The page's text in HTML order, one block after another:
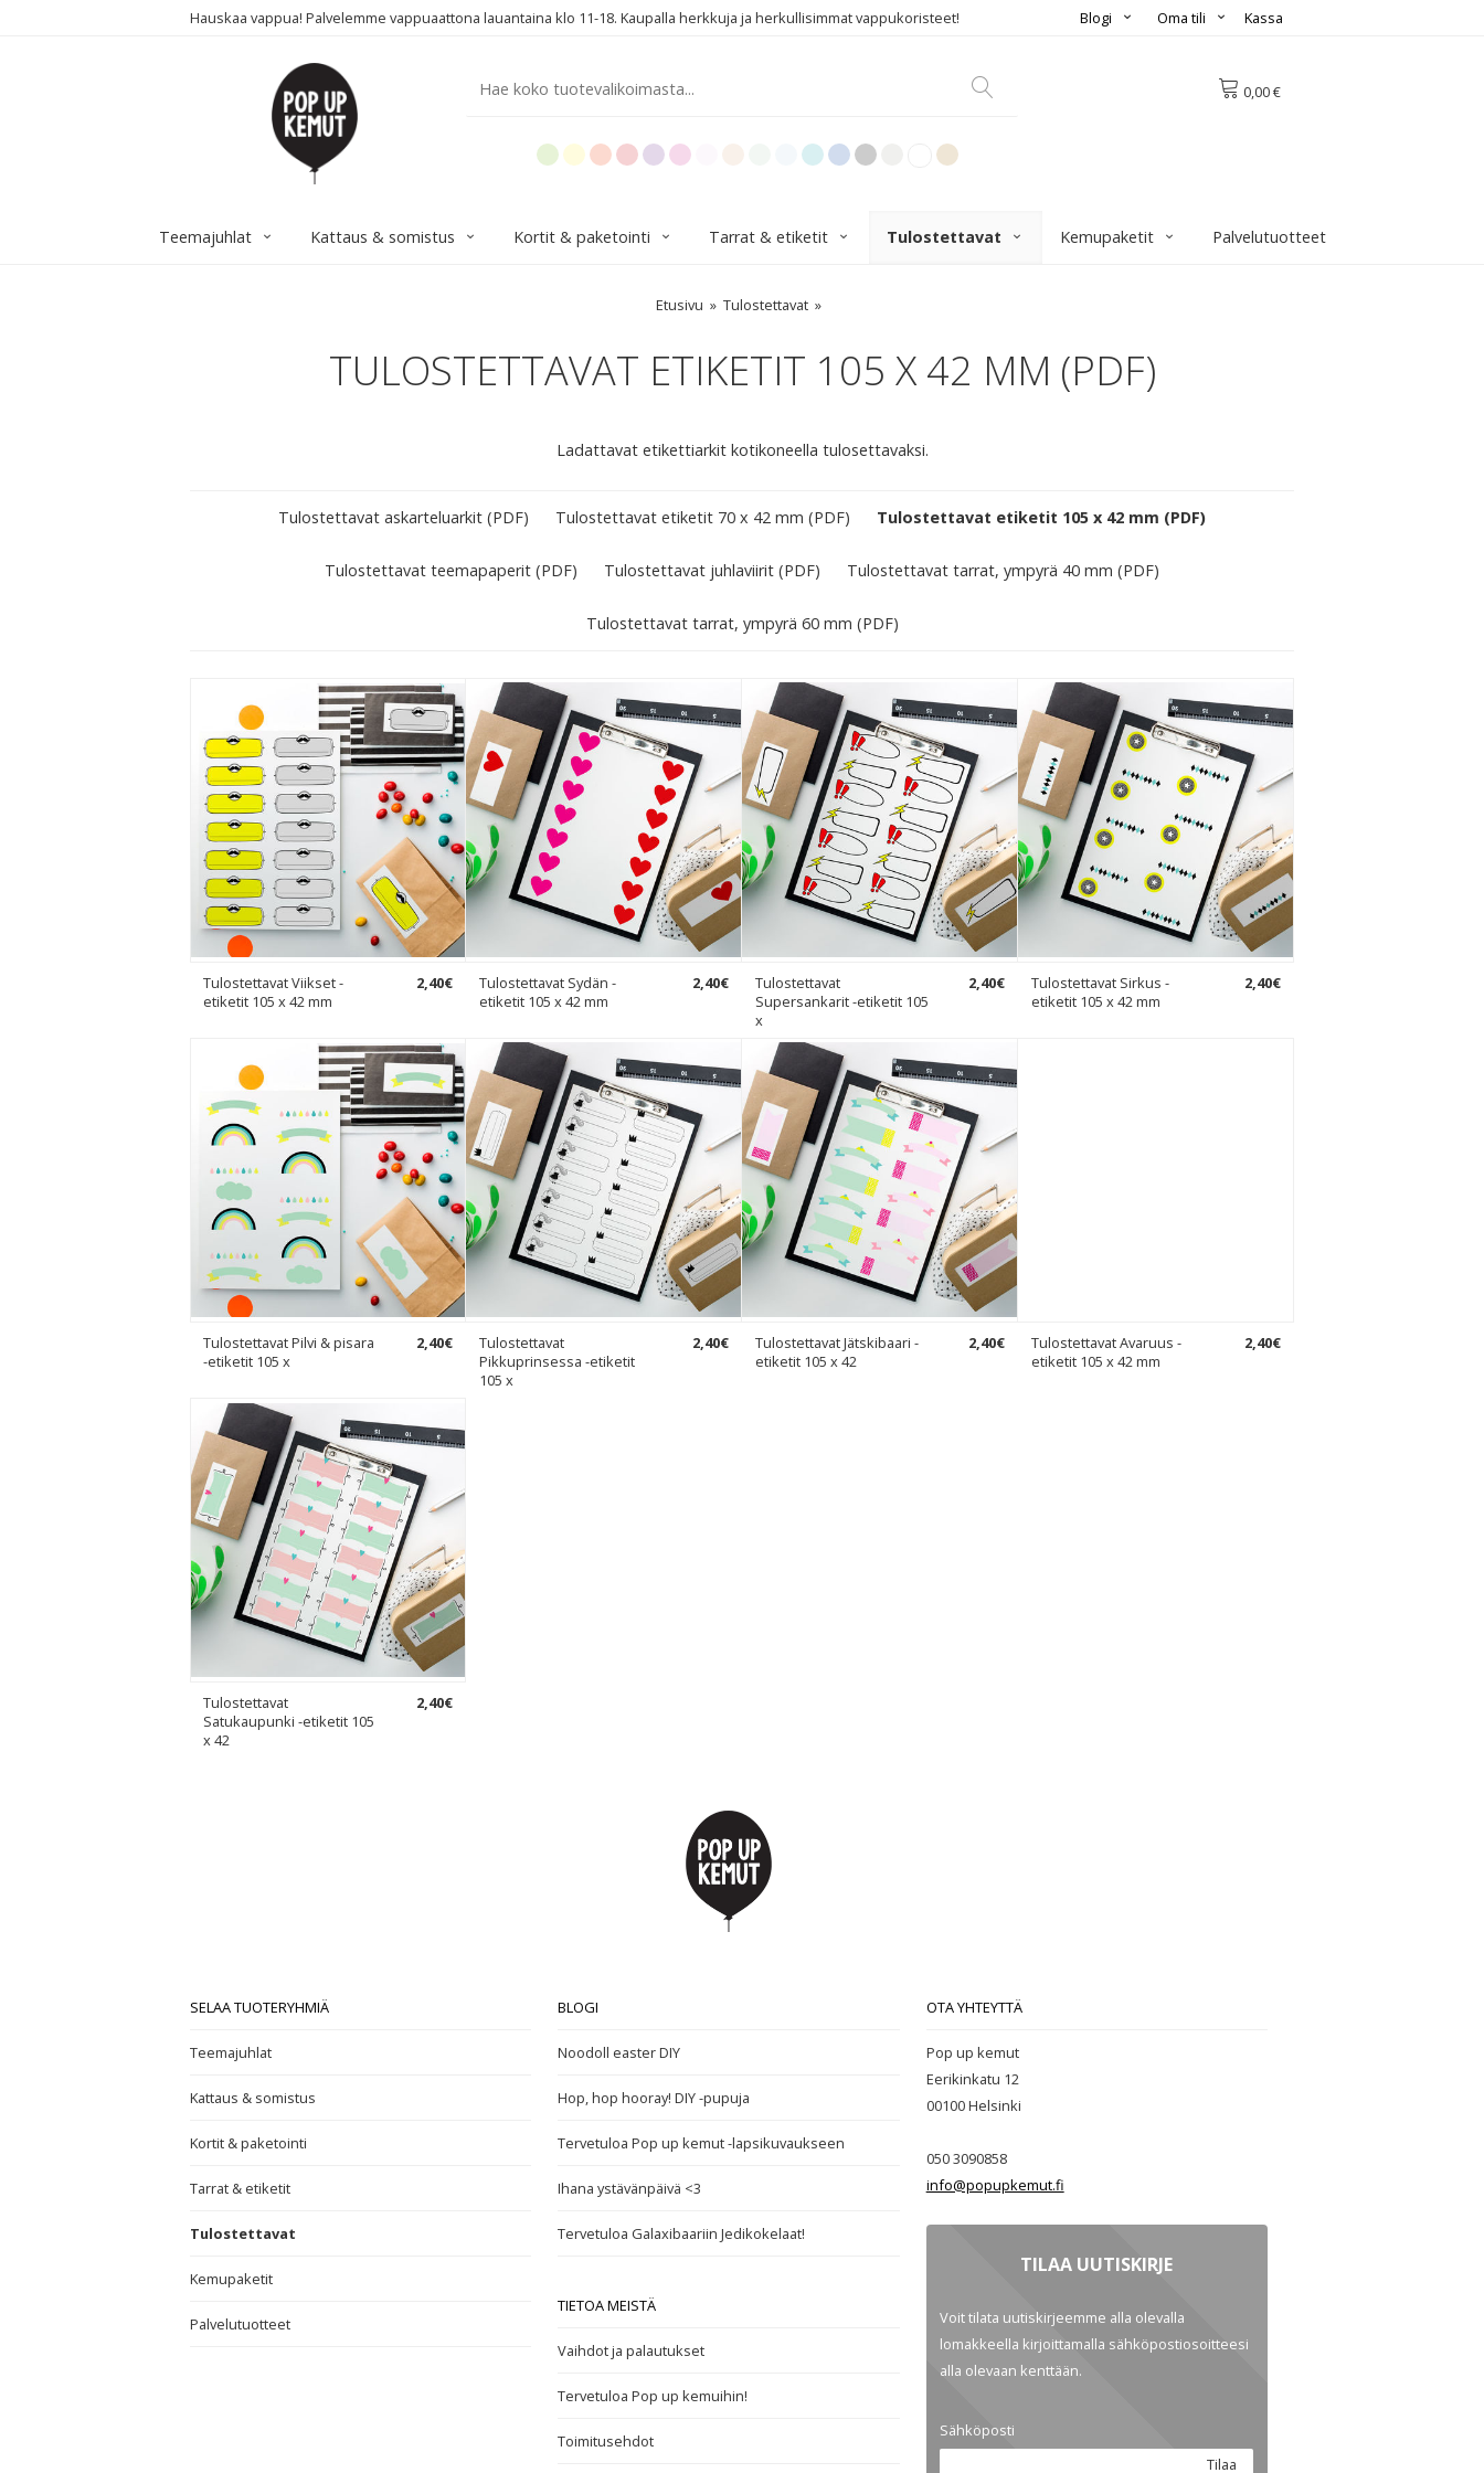
Hauskaa vappua! Palvelemme vappuaattona lauantaina klo 11-18. Kaupalla herkkuja ja herkullisimmat vappukoristeet! Kassa
Oma tili
Blogi
0,00 €
Teemajuhlat Kattaus & somistus Kortit & paketointi Tarrat & etiketit Tulostettavat Kemupaketit Palvelutuotteet
Etusivu Tulostettavat
TULOSTETTAVAT ETIKETIT 105 X 42 MM (PDF)
Ladattavat etikettiarkit kotikoneella tulosettavaksi.
Tulostettavat askarteluarkit (PDF) Tulostettavat etiketit 70 x 42 mm (PDF) Tulostettavat etiketit 105 x 42 mm (PDF)
Tulostettavat teemapaperit (PDF) Tulostettavat juhlaviirit (PDF) Tulostettavat tarrat, ympyrä 40 mm (PDF)
Tulostettavat tarrat, ympyrä 60 mm (PDF)
Tulostettavat Viikset -
etiketit 105 x 42 mm
2,40€
Tulostettavat Sydän -
etiketit 105 x 42 mm
2,40€
Tulostettavat
Supersankarit -etiketit 105
x
2,40€
Tulostettavat Sirkus -
etiketit 105 x 42 mm
2,40€
Tulostettavat Pilvi & pisara
-etiketit 105 x
2,40€
Tulostettavat
Pikkuprinsessa -etiketit
105 x
2,40€
Tulostettavat Jätskibaari -
etiketit 105 x 42
2,40€
Tulostettavat Avaruus -
etiketit 105 x 42 mm
2,40€
Tulostettavat
Satukaupunki -etiketit 105
x 42
2,40€
SELAA TUOTERYHMIÄ
Teemajuhlat
Kattaus & somistus
Kortit & paketointi
Tarrat & etiketit
Tulostettavat
Kemupaketit
Palvelutuotteet
BLOGI
Noodoll easter DIY
Hop, hop hooray! DIY -pupuja
Tervetuloa Pop up kemut -lapsikuvaukseen
Ihana ystävänpäivä <3
Tervetuloa Galaxibaariin Jedikokelaat!
TIETOA MEISTÄ
Vaihdot ja palautukset
Tervetuloa Pop up kemuihin!
Toimitusehdot
OTA YHTEYTTÄ
Pop up kemut
Eerikinkatu 12
00100Helsinki
050 3090858
info@popupkemut.fi
TILAA UUTISKIRJE
Voit tilata uutiskirjeemme alla olevalla
lomakkeella kirjoittamalla sähköpostiosoitteesi
alla olevaan kenttään.
Sähköposti
Tilaa